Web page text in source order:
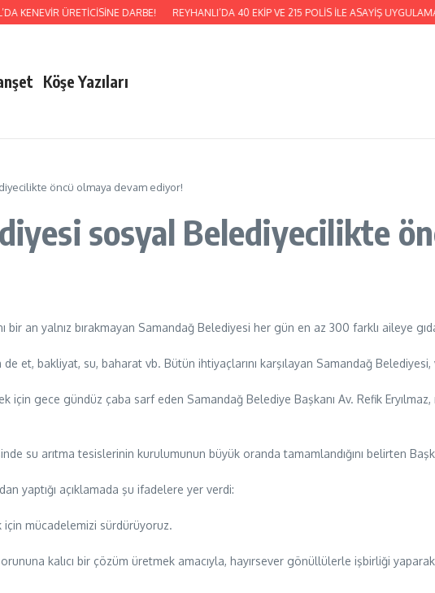
KENEVİR ÜRETİCİSİNE DARBE! REYHANLI’DA 40 EKİP VE 215 POLİS İLE ASAYİŞ
Köşe Yazıları
öncü olmaya devam ediyor!
sosyal Belediyecilikte
bir an yalnız bırakmayan Samandağ Belediyesi her gün en az 300 farklı aileye
de et, bakliyat, su, baharat vb. Bütün ihtiyaçlarını karşılayan Samandağ
için gece gündüz çaba sarf eden Samandağ Belediye Başkanı Av. Refik
su arıtma tesislerinin kurulumunun büyük oranda tamamlandığını belirten
yaptığı açıklamada şu ifadelere yer verdi:
mücadelemizi sürdürüyoruz.
kalıcı bir çözüm üretmek amacıyla, hayırsever gönüllülerle işbirliği